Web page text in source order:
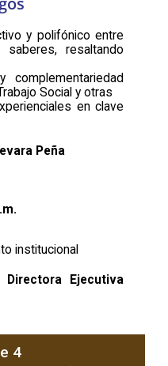
y polifónico entre
resaltando
Social y otras
en clave
Peña
institucional
Ejecutiva
4